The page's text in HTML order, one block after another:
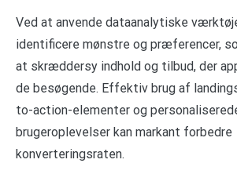
Ved at anvende dataanalytiske
identificere mønstre og præferencer,
at skræddersy indhold og tilbud, der
de besøgende. Effektiv brug af
to-action-elementer og
brugeroplevelser kan markant forbedre
konverteringsraten.